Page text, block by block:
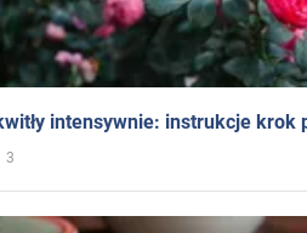
intensywnie: instrukcje krok
3